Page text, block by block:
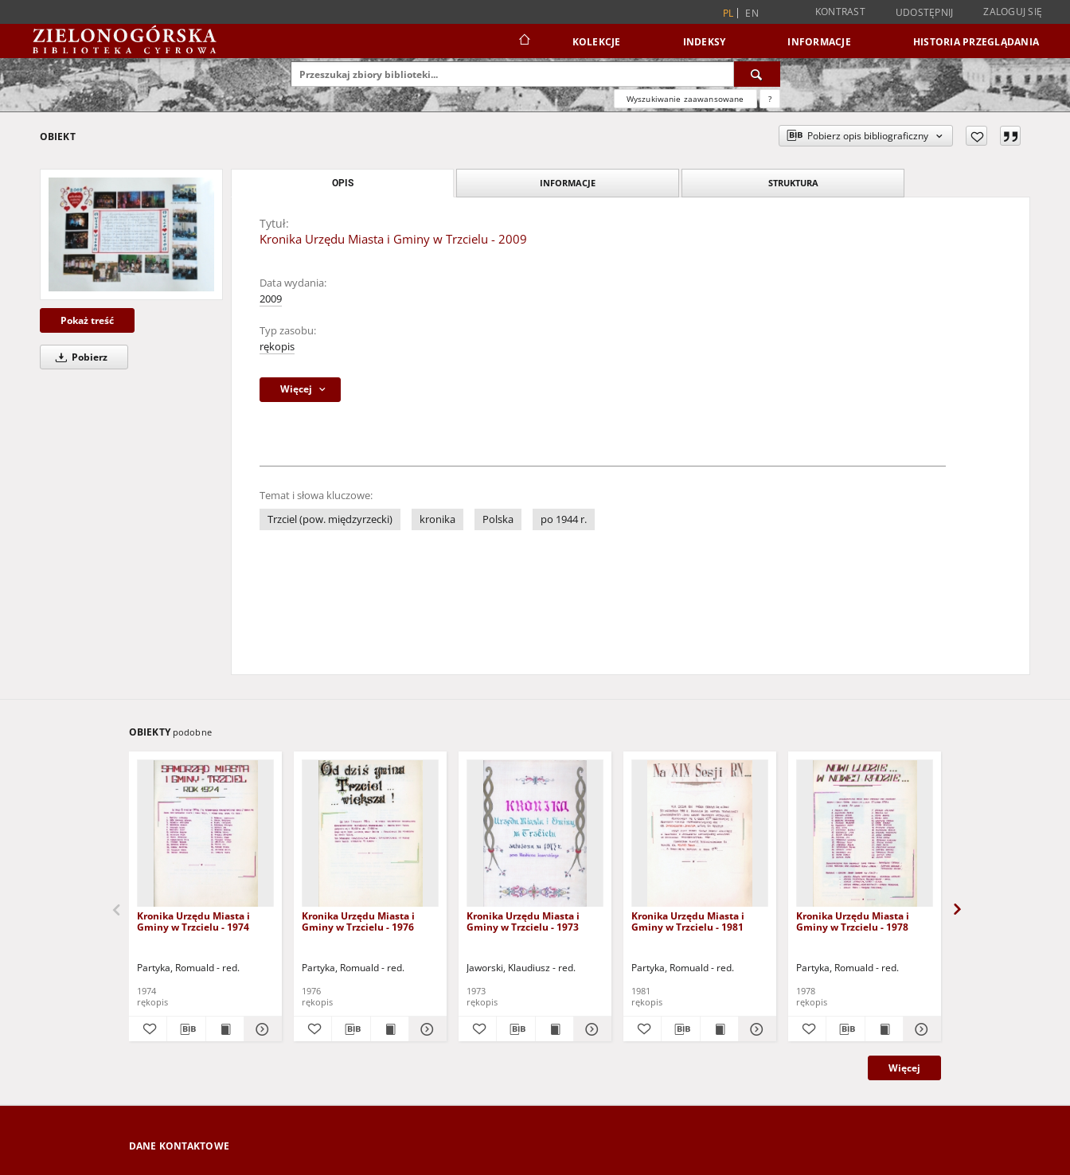
PL EN KONTRAST UDOSTĘPNIJ ZALOGUJ SIĘ
KOLEKCJE INDEKSY INFORMACJE HISTORIA PRZEGLĄDANIA
Wyszukiwanie zaawansowane ?
OBIEKT Pobierz opis bibliograficzny
Pokaż treść
Pobierz
OPIS INFORMACJE STRUKTURA
Tytuł:
Kronika Urzędu Miasta i Gminy w Trzcielu - 2009
Data wydania:
2009
Typ zasobu:
rękopis
Więcej
Temat i słowa kluczowe:
Trzciel (pow. międzyrzecki)
kronika Polska po 1944 r.
OBIEKTY podobne
Kronika Urzędu Miasta i
Gminy w Trzcielu - 1974
Partyka, Romuald - red.
1974
rękopis
Kronika Urzędu Miasta i
Gminy w Trzcielu - 1976
Partyka, Romuald - red.
1976
rękopis
Kronika Urzędu Miasta i
Gminy w Trzcielu - 1973
Jaworski, Klaudiusz - red.
1973
rękopis
Kronika Urzędu Miasta i
Gminy w Trzcielu - 1981
Partyka, Romuald - red.
1981
rękopis
Kronika Urzędu Miasta i
Gminy w Trzcielu - 1978
Partyka, Romuald - red.
1978
rękopis
Więcej
DANE KONTAKTOWE